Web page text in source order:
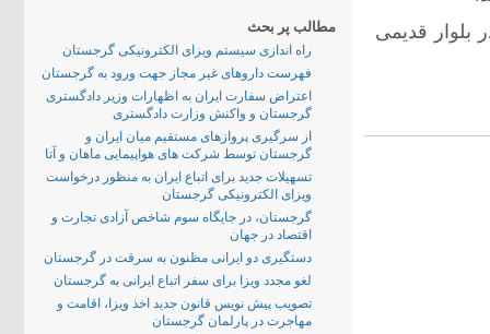
واقع در بلوار قدیمی
مطالب پر بحث
راه اندازی سیستم ویزای الکترونیکی گرجستان
فهرست داروهای غیر مجاز جهت ورود به گرجستان
اعتراض سفارت ایران به اظهارات وزیر دادگستری
گرجستان و واکنش وزارت دادگستری
از سرگیری پروازهای مستقیم میان ایران و
گرجستان توسط شرکت های هواپیمایی ماهان و آتا
تسهیلات جدید برای اتباع ایران به منظور درخواست
ویزای الکترونیکی گرجستان
گرجستان، در جایگاه سوم شاخص آزادی تجارت و
اقتصاد در جهان
دستگیری دو ایرانی مظنون به سرقت در گرجستان
لغو مجدد ویزا برای سفر اتباع ایرانی به گرجستان
تصویب پیش نویس قانون جدید اخذ ویزا، اقامت و
مهاجرت در پارلمان گرجستان